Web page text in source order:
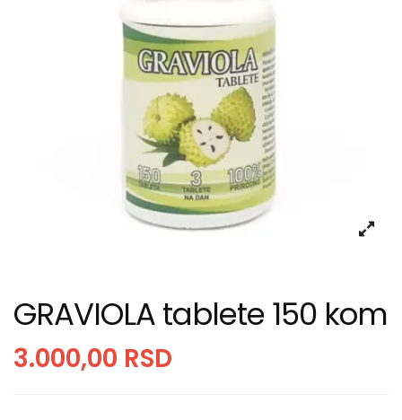
GRAVIOLA tablete 150 kom
3.000,00 RSD